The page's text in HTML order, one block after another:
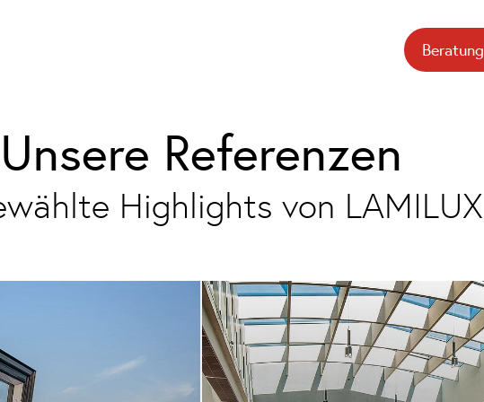
Beratung
Unsere Referenzen
Highlights von LAMILUX